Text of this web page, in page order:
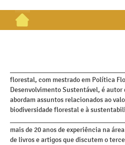
publicações
galeria
contato
florestal, com mestrado em Política
Desenvolvimento Sustentável, é autor
abordam assuntos relacionados ao
biodiversidade florestal e à
mais de 20 anos de experiência na
de livros e artigos que discutem o